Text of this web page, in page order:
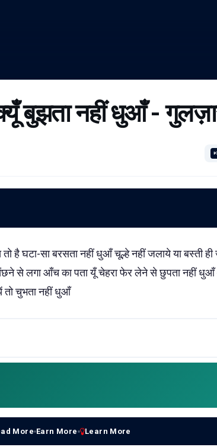
बुझता नहीं धुआँ -
है घटा-सा बरसता नहीं धुआँ चूल्हे नहीं जलाये या बस्ती
से लगा आँच का पता यूँ चेहरा फेर लेने से छुपता नहीं
चुभता नहीं धुआँ
More Earn More Learn More